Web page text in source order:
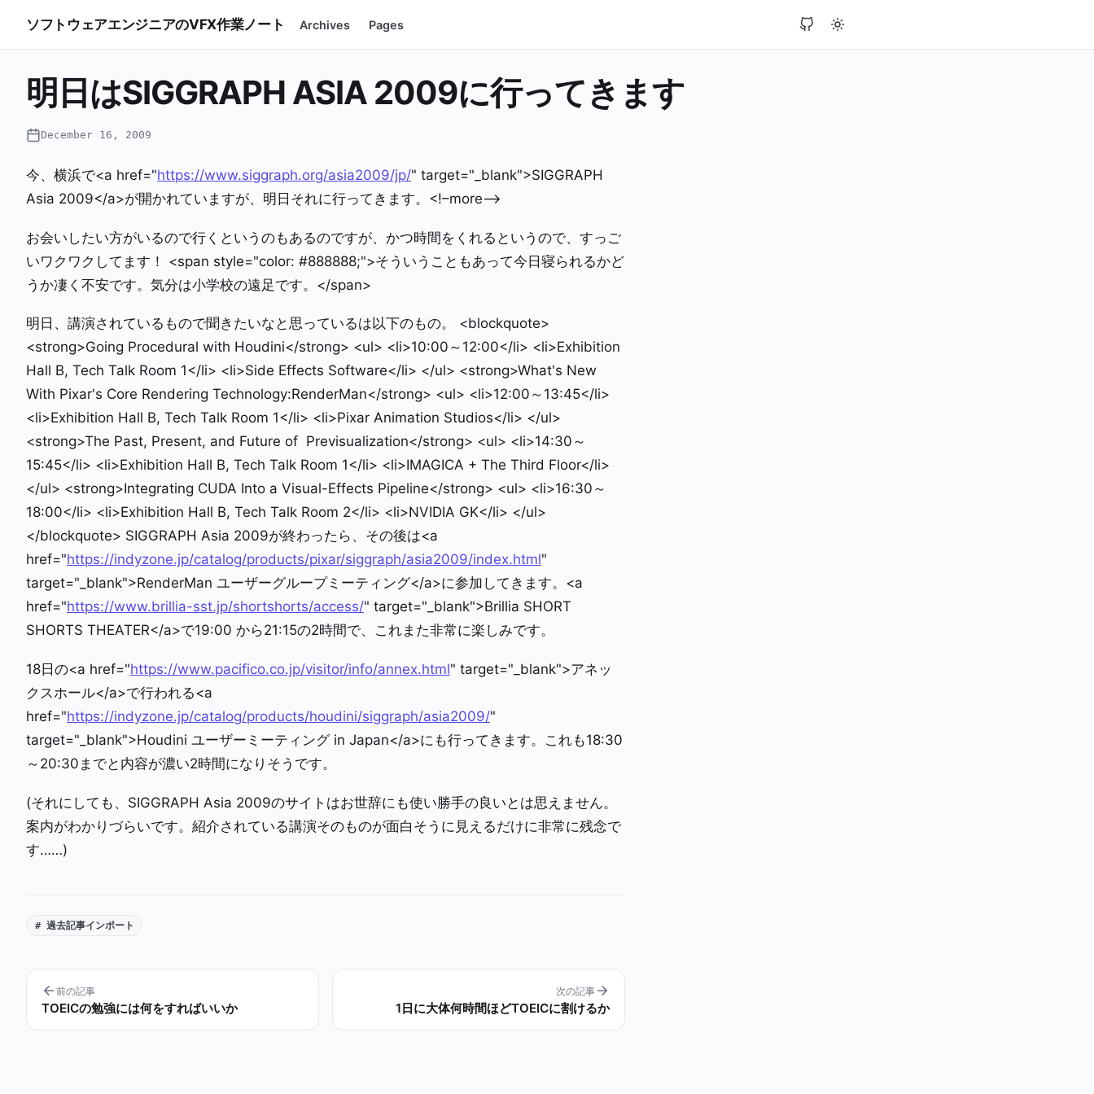
ソフトウェアエンジニアのVFX作業ノート Archives Pages
明日はSIGGRAPH ASIA 2009に行ってきます
December 16, 2009
今、横浜で<a href="https://www.siggraph.org/asia2009/jp/" target="_blank">SIGGRAPH
Asia 2009</a>が開かれていますが、明日それに行ってきます。<!–more–>
お会いしたい方がいるので行くというのもあるのですが、かつ時間をくれるというので、すっご
いワクワクしてます！ <span style="color: #888888;">そういうこともあって今日寝られるかど
うか凄く不安です。気分は小学校の遠足です。</span>
明日、講演されているもので聞きたいなと思っているは以下のもの。 <blockquote>
<strong>Going Procedural with Houdini</strong> <ul> <li>10:00～12:00</li> <li>Exhibition
Hall B, Tech Talk Room 1</li> <li>Side Effects Software</li> </ul> <strong>What's New
With Pixar's Core Rendering Technology:RenderMan</strong> <ul> <li>12:00～13:45</li>
<li>Exhibition Hall B, Tech Talk Room 1</li> <li>Pixar Animation Studios</li> </ul>
<strong>The Past, Present, and Future of Previsualization</strong> <ul> <li>14:30～
15:45</li> <li>Exhibition Hall B, Tech Talk Room 1</li> <li>IMAGICA + The Third Floor</li>
</ul> <strong>Integrating CUDA Into a Visual-Effects Pipeline</strong> <ul> <li>16:30～
18:00</li> <li>Exhibition Hall B, Tech Talk Room 2</li> <li>NVIDIA GK</li> </ul>
</blockquote> SIGGRAPH Asia 2009が終わったら、その後は<a
href="https://indyzone.jp/catalog/products/pixar/siggraph/asia2009/index.html"
target="_blank">RenderMan ユーザーグループミーティング</a>に参加してきます。<a
href="https://www.brillia-sst.jp/shortshorts/access/" target="_blank">Brillia SHORT
SHORTS THEATER</a>で19:00 から21:15の2時間で、これまた非常に楽しみです。
18日の<a href="https://www.pacifico.co.jp/visitor/info/annex.html" target="_blank">アネッ
クスホール</a>で行われる<a
href="https://indyzone.jp/catalog/products/houdini/siggraph/asia2009/"
target="_blank">Houdini ユーザーミーティング in Japan</a>にも行ってきます。これも18:30
～20:30までと内容が濃い2時間になりそうです。
(それにしても、SIGGRAPH Asia 2009のサイトはお世辞にも使い勝手の良いとは思えません。
案内がわかりづらいです。紹介されている講演そのものが面白そうに見えるだけに非常に残念で
す……)
# 過去記事インポート
前の記事
TOEICの勉強には何をすればいいか
次の記事
1日に大体何時間ほどTOEICに割けるか